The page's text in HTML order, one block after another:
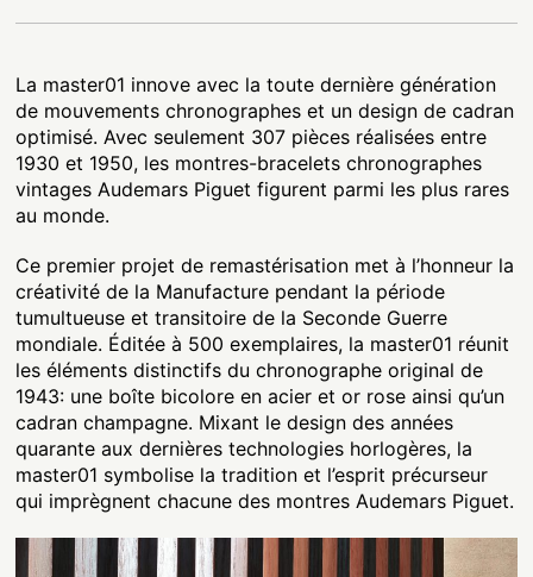
La master01 innove avec la toute dernière génération
de mouvements chronographes et un design de cadran
optimisé. Avec seulement 307 pièces réalisées entre
1930 et 1950, les montres-bracelets chronographes
vintages Audemars Piguet figurent parmi les plus rares
au monde.
Ce premier projet de remastérisation met à l’honneur la
créativité de la Manufacture pendant la période
tumultueuse et transitoire de la Seconde Guerre
mondiale. Éditée à 500 exemplaires, la master01 réunit
les éléments distinctifs du chronographe original de
1943: une boîte bicolore en acier et or rose ainsi qu’un
cadran champagne. Mixant le design des années
quarante aux dernières technologies horlogères, la
master01 symbolise la tradition et l’esprit précurseur
qui imprègnent chacune des montres Audemars Piguet.